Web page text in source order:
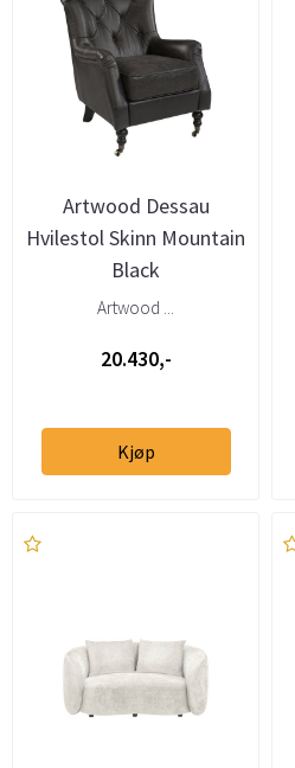
Artwood Dessau
Hvilestol Skinn Mountain
Black
Artwood ...
20.430,-
Kjøp